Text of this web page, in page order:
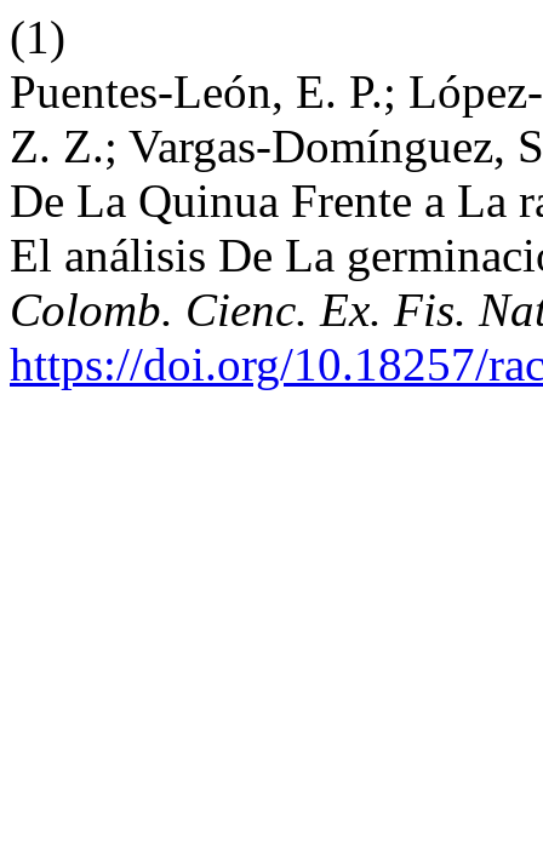
(1)
Puentes-León, E. P.;
Z. Z.; Vargas-Domínguez,
De La Quinua Frente a La
El análisis De La
Colomb. Cienc. Ex. Fis.
https://doi.org/10.18257/